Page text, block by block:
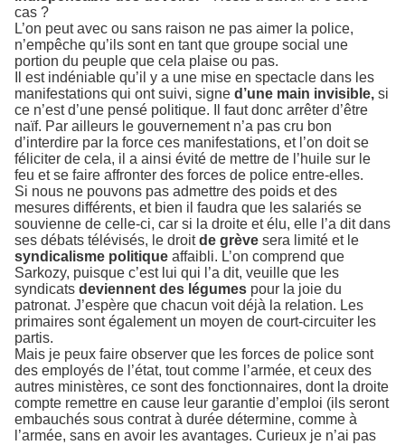
cas ?
L’on peut avec ou sans raison ne pas aimer la police,
n’empêche qu’ils sont en tant que groupe social une
portion du peuple que cela plaise ou pas.
Il est indéniable qu’il y a une mise en spectacle dans les
manifestations qui ont suivi, signe d’une main invisible, si
ce n’est d’une pensé politique. Il faut donc arrêter d’être
naïf. Par ailleurs le gouvernement n’a pas cru bon
d’interdire par la force ces manifestations, et l’on doit se
féliciter de cela, il a ainsi évité de mettre de l’huile sur le
feu et se faire affronter des forces de police entre-elles.
Si nous ne pouvons pas admettre des poids et des
mesures différents, et bien il faudra que les salariés se
souvienne de celle-ci, car si la droite et élu, elle l’a dit dans
ses débats télévisés, le droitde grève sera limité et le
syndicalisme politique affaibli. L’on comprend que
Sarkozy, puisque c’est lui qui l’a dit, veuille que les
syndicats deviennent des légumes pour la joie du
patronat. J’espère que chacun voit déjà la relation. Les
primaires sont également un moyen de court-circuiter les
partis.
Mais je peux faire observer que les forces de police sont
des employés de l’état, tout comme l’armée, et ceux des
autres ministères, ce sont des fonctionnaires, dont la droite
compte remettre en cause leur garantie d’emploi (ils seront
embauchés sous contrat à durée détermine, comme à
l’armée, sans en avoir les avantages. Curieux je n’ai pas